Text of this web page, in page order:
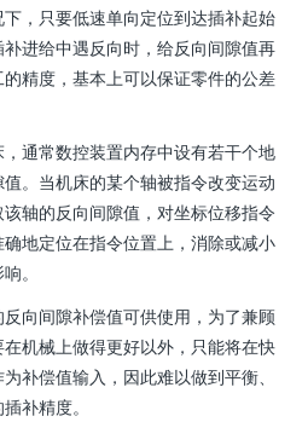
，只要低速单向定位到达插补起始
进给中遇反向时，给反向间隙值再
精度，基本上可以保证零件的公差
通常数控装置内存中设有若干个地
。当机床的某个轴被指令改变运动
轴的反向间隙值，对坐标位移指令
地定位在指令位置上，消除或减小
。
向间隙补偿值可供使用，为了兼顾
机械上做得更好以外，只能将在快
补偿值输入，因此难以做到平衡、
补精度。